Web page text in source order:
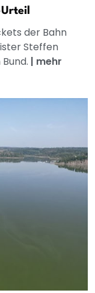
der Bahn
Steffen
| mehr